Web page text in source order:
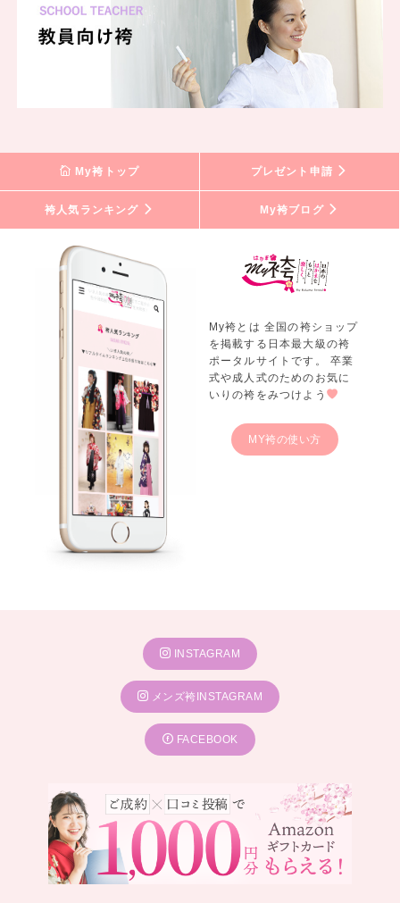
My袴トップ プレゼント申請
袴人気ランキング My袴ブログ
My袴とは 全国の袴ショップ
を掲載する日本最大級の袴
ポータルサイトです。 卒業
式や成人式のためのお気に
いりの袴をみつけよう
MY袴の使い方
INSTAGRAM
メンズ袴INSTAGRAM
FACEBOOK